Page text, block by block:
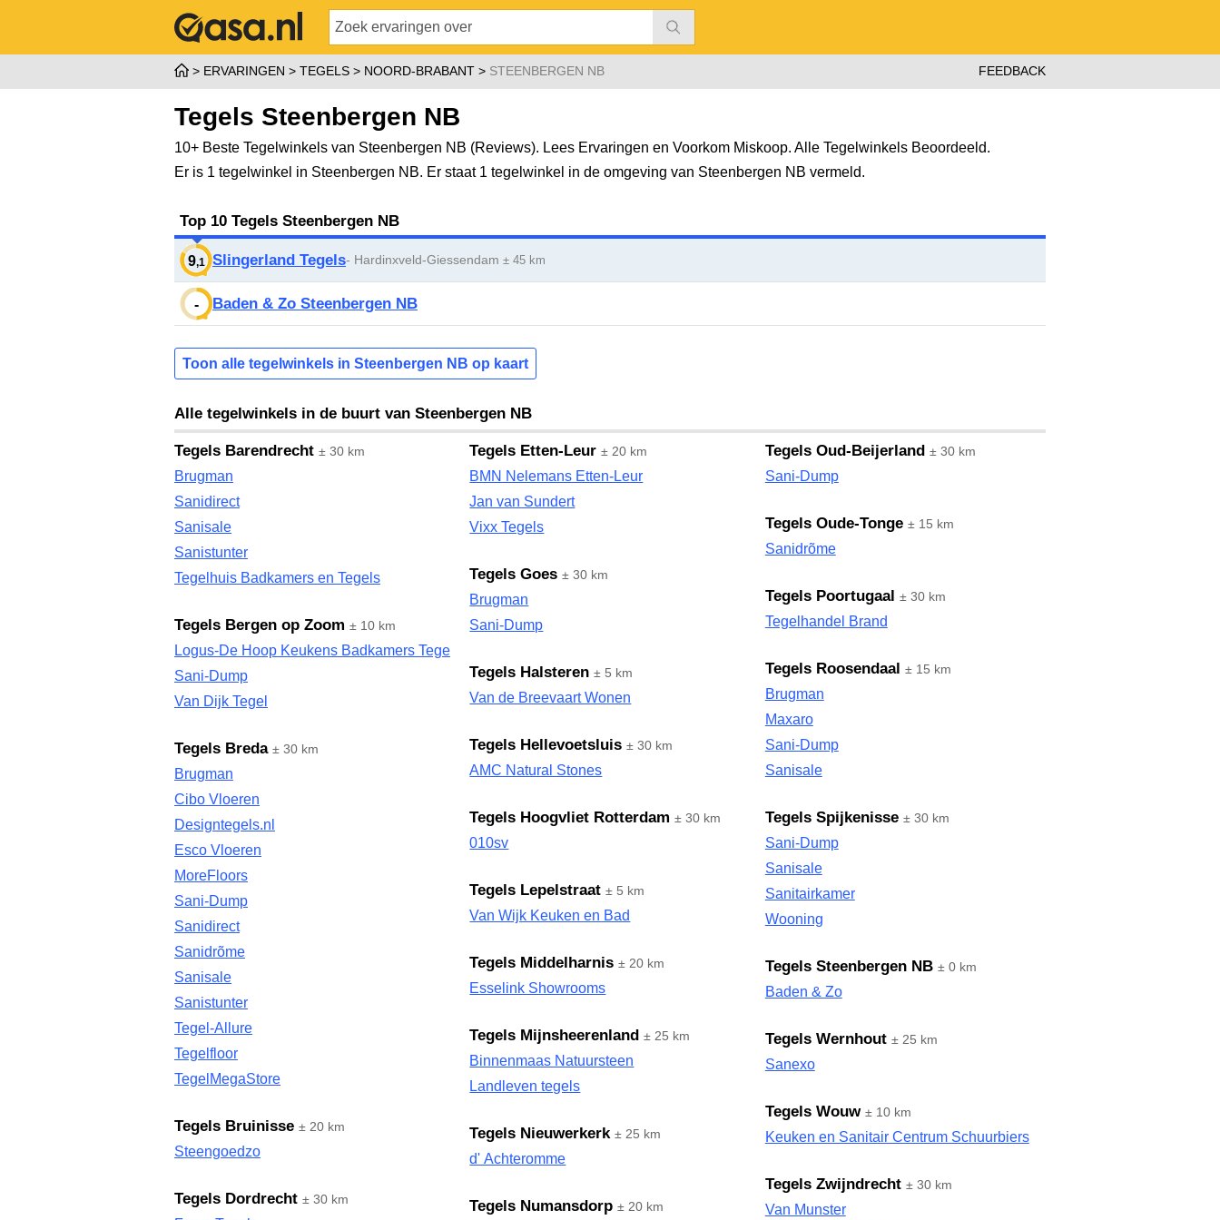
ERVARINGEN TEGELS NOORD-BRABANT STEENBERGEN NB FEEDBACK
Tegels Steenbergen NB
10+ Beste Tegelwinkels van Steenbergen NB (Reviews). Lees Ervaringen en Voorkom Miskoop. Alle Tegelwinkels Beoordeeld.
Er is 1 tegelwinkel in Steenbergen NB. Er staat 1 tegelwinkel in de omgeving van Steenbergen NB vermeld.
Top 10 Tegels Steenbergen NB
9,1 Slingerland Tegels- Hardinxveld-Giessendam ± 45 km
- Baden & Zo Steenbergen NB
Toon alle tegelwinkels in Steenbergen NB op kaart
Alle tegelwinkels in de buurt van Steenbergen NB
Tegels Barendrecht ± 30 km
Brugman
Sanidirect
Sanisale
Sanistunter
Tegelhuis Badkamers en Tegels
Tegels Bergen op Zoom ± 10 km
Logus-De Hoop Keukens Badkamers Tegels
Sani-Dump
Van Dijk Tegel
Tegels Breda ± 30 km
Brugman
Cibo Vloeren
Designtegels.nl
Esco Vloeren
MoreFloors
Sani-Dump
Sanidirect
Sanidrõme
Sanisale
Sanistunter
Tegel-Allure
Tegelfloor
TegelMegaStore
Tegels Bruinisse ± 20 km
Steengoedzo
Tegels Dordrecht ± 30 km
Tegels Etten-Leur ± 20 km
BMN Nelemans Etten-Leur
Jan van Sundert
Vixx Tegels
Tegels Goes ± 30 km
Brugman
Sani-Dump
Tegels Halsteren ± 5 km
Van de Breevaart Wonen
Tegels Hellevoetsluis ± 30 km
AMC Natural Stones
Tegels Hoogvliet Rotterdam ± 30 km
010sv
Tegels Lepelstraat ± 5 km
Van Wijk Keuken en Bad
Tegels Middelharnis ± 20 km
Esselink Showrooms
Tegels Mijnsheerenland ± 25 km
Binnenmaas Natuursteen
Landleven tegels
Tegels Nieuwerkerk ± 25 km
d' Achteromme
Tegels Numansdorp ± 20 km
Tegels Oud-Beijerland ± 30 km
Sani-Dump
Tegels Oude-Tonge ± 15 km
Sanidrõme
Tegels Poortugaal ± 30 km
Tegelhandel Brand
Tegels Roosendaal ± 15 km
Brugman
Maxaro
Sani-Dump
Sanisale
Tegels Spijkenisse ± 30 km
Sani-Dump
Sanisale
Sanitairkamer
Wooning
Tegels Steenbergen NB ± 0 km
Baden & Zo
Tegels Wernhout ± 25 km
Sanexo
Tegels Wouw ± 10 km
Keuken en Sanitair Centrum Schuurbiers
Tegels Zwijndrecht ± 30 km
Van Munster